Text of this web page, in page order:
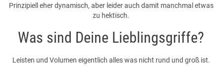
Prinzipiell eher dynamisch, aber leider auch damit manchmal etwas
zu hektisch.
Was sind Deine Lieblingsgriffe?
Leisten und Volumen eigentlich alles was nicht rund und groß ist.